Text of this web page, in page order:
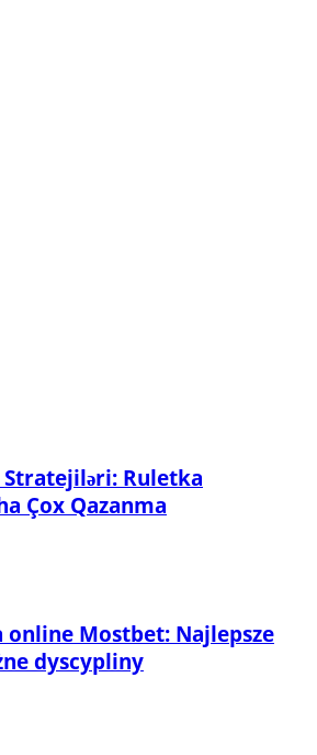
Ruletka
Çox Qazanma
online Mostbet: Najlepsze
dyscypliny